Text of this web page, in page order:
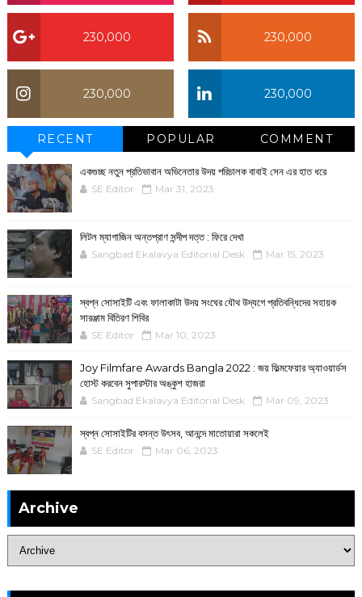
230,000
230,000
230,000
230,000
RECENT POPULAR COMMENT
একগুচ্ছ নতুন প্রতিভাবান অভিনেতার উদয় পরিচালক বাবাই সেন এর হাত ধরে
SE Editor Mar 31, 2023
লিটল ম্যাগাজিন অন্তপ্রাণ সন্দীপ দত্ত : ফিরে দেখা
Sangbad Ekalavya Editorial Desk Mar 15, 2023
স্বপ্ন সোসাইটি এবং ফালাকাটা উদয় সংঘের যৌথ উদ্যগে প্রতিবন্ধিদের সহায়ক
সারঞ্জাম বিতিরণ শিবির
SE Editor Mar 10, 2023
Joy Filmfare Awards Bangla 2022 : জয় ফিল্মফেয়ার অ্যাওয়ার্ডস
হোস্ট করবেন সুপারস্টার অঙ্কুশ হাজরা
Sangbad Ekalavya Editorial Desk Mar 09, 2023
স্বপ্ন সোসাইটির বসন্ত উৎসব, আনন্দে মাতোয়ারা সকলেই
SE Editor Mar 06, 2023
Archive